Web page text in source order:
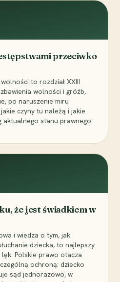
przeciwko
to rozdział XXIII
wolności i gróźb,
po naruszenie miru
czyny tu należą i jakie
aktualnego stanu prawnego.
że jest świadkiem w
i wiedza o tym, jak
dziecka, to najlepszy
Polskie prawo otacza
ochroną: dziecko
sąd jednorazowo, w